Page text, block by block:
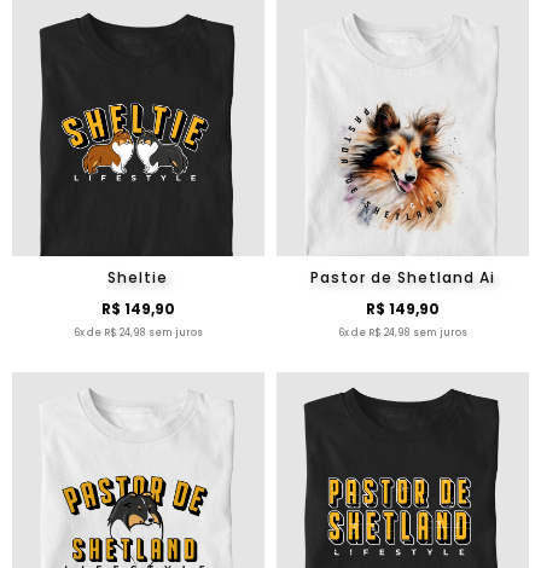
Sheltie
R$ 149,90
6x de R$ 24,98 sem juros
Pastor de Shetland Ai
R$ 149,90
6x de R$ 24,98 sem juros